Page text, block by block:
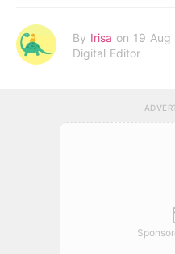
By Irisa on 19 Aug
Digital Editor